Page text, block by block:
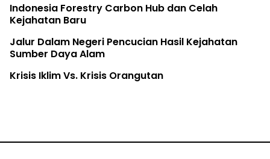
Indonesia Forestry Carbon Hub dan Celah
Kejahatan Baru
Jalur Dalam Negeri Pencucian Hasil Kejahatan
Sumber Daya Alam
Krisis Iklim Vs. Krisis Orangutan